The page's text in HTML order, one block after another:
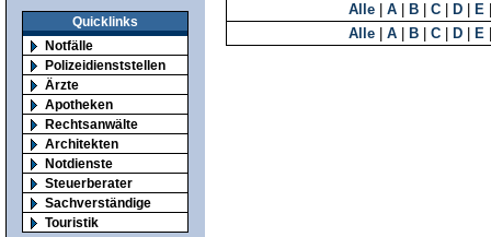
Quicklinks
Notfälle
Polizeidienststellen
Ärzte
Apotheken
Rechtsanwälte
Architekten
Notdienste
Steuerberater
Sachverständige
Touristik
Alle A B C D E
Alle
A B C D E